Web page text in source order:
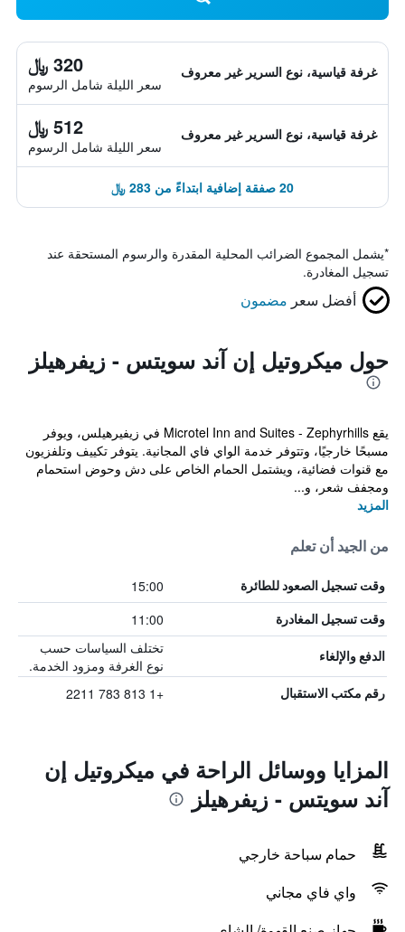
غرفة قياسية، نوع السرير غير معروف 320 ﷼
سعر الليلة شامل الرسوم
غرفة قياسية، نوع السرير غير معروف 512 ﷼
سعر الليلة شامل الرسوم
20 صفقة إضافية ابتداءً من 283 ﷼
*يشمل المجموع الضرائب المحلية المقدرة والرسوم المستحقة عند
تسجيل المغادرة.
أفضل سعر مضمون
حول ميكروتيل إن آند سويتس - زيفرهيلز
يقع Microtel Inn and Suites - Zephyrhills في زيفيرهيلس، ويوفر
مسبحًا خارجيًا، وتتوفر خدمة الواي فاي المجانية. يتوفر تكييف وتلفزيون
مع قنوات فضائية، ويشتمل الحمام الخاص على دش وحوض استحمام
ومجفف شعر، و...
المزيد
من الجيد أن تعلم
وقت تسجيل الصعود للطائرة 15:00
وقت تسجيل المغادرة 11:00
الدفع والإلغاء
تختلف السياسات حسب
نوع الغرفة ومزود الخدمة.
رقم مكتب الاستقبال +1 813 783 2211
المزايا ووسائل الراحة في ميكروتيل إن
آند سويتس - زيفرهيلز
حمام سباحة خارجي
واي فاي مجاني